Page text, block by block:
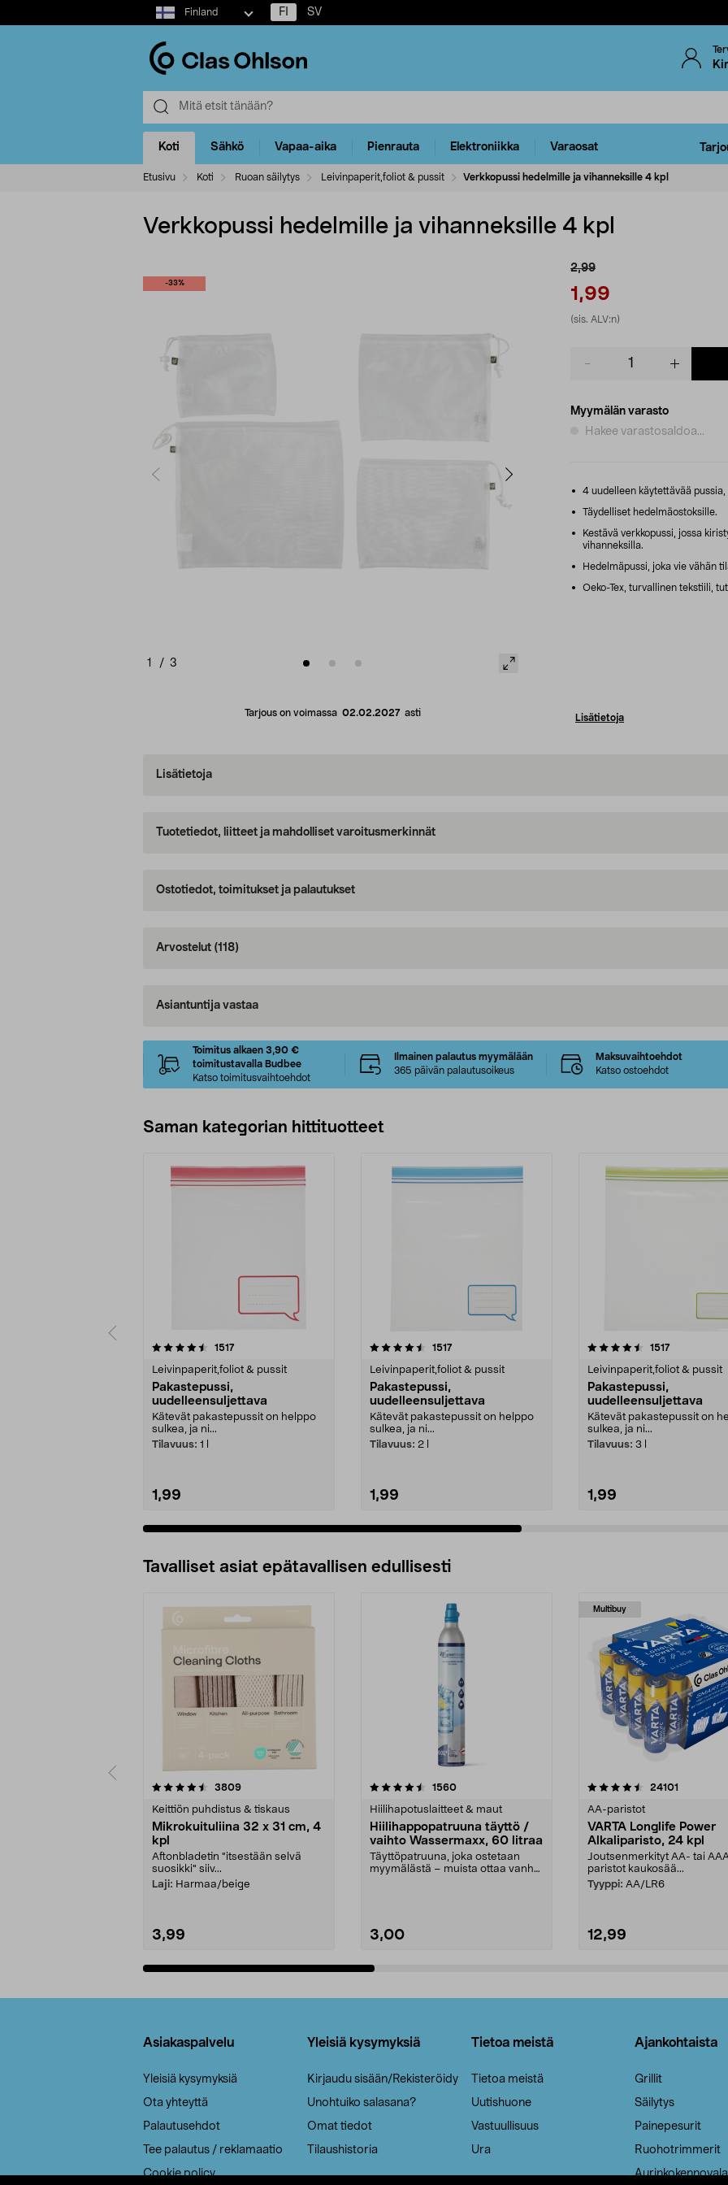
Select
market
Finland FI SV
Koti Sähkö Vapaa-aika Pienrauta Elektroniikka Varaosat
Etusivu Koti Ruoan säilytys Leivinpaperit,foliot & pussit Verkkopussi hedelmille ja vihanneksille 4 kpl
Verkkopussi hedelmille ja vihanneksille 4 kpl
-33%
1 / 3
Tarjous on voimassa 02.02.2027asti
2,99
1,99
(sis. ALV:n)
Myymälän varasto
Hakee varastosaldoa...
4 uudelleen käytettävää pussia,
Täydelliset hedelmäostoksille.
Kestävä verkkopussi, jossa
vihanneksilla.
Hedelmäpussi, joka vie vähän
Oeko-Tex, turvallinen tekstiili,
Lisätietoja
Lisätietoja
Tuotetiedot, liitteet ja mahdolliset varoitusmerkinnät
Ostotiedot, toimitukset ja palautukset
Arvostelut (118)
Asiantuntija vastaa
Toimitus alkaen 3,90 €
toimitustavalla Budbee
Katso toimitusvaihtoehdot
Ilmainen palautus myymälään
365 päivän palautusoikeus
Maksuvaihtoehdot
Katso ostoehdot
Saman kategorian hittituotteet
1517arvostelut
Leivinpaperit,foliot & pussit
Pakastepussi,
uudelleensuljettava
Kätevät pakastepussit on helppo
sulkea, ja ni...
Tilavuus: 1 l
1,99
4.5 viidestä
1517arvostelut
Leivinpaperit,foliot & pussit
Pakastepussi,
uudelleensuljettava
Kätevät pakastepussit on helppo
sulkea, ja ni...
Tilavuus: 2 l
1,99
4.5 viidestä
1517arvostelut
Leivinpaperit,foliot & pussit
Pakastepussi,
uudelleensuljettava
Kätevät pakastepussit on
sulkea, ja ni...
Tilavuus: 3 l
1,99
4.5 viidestä
Tavalliset asiat epätavallisen edullisesti
3809arvostelut
Keittiön puhdistus & tiskaus
Mikrokuituliina 32 x 31 cm, 4
kpl
Aftonbladetin "itsestään selvä
suosikki" siiv...
Laji: Harmaa/beige
3,99
4.5viidestä
1560arvostelut
Hiilihapotuslaitteet & maut
Hiilihappopatruuna täyttö /
vaihto Wassermaxx, 60 litraa
Täyttöpatruuna, joka ostetaan
myymälästä – muista ottaa vanha
3,00
Multibuy
4.5viidestä
24101
AA-paristot
VARTA Longlife Power
Alkaliparisto, 24 kpl
Joutsenmerkityt AA- tai
paristot kaukosää...
Tyyppi: AA/LR6
12,99
4.5viidestä
Asiakaspalvelu
Yleisiä kysymyksiä
Ota yhteyttä
Palautusehdot
Tee palautus / reklamaatio
Cookie policy
Yleisiä kysymyksiä
Kirjaudu sisään/Rekisteröidy
Unohtuiko salasana?
Omat tiedot
Tilaushistoria
Tietoa meistä
Tietoa meistä
Uutishuone
Vastuullisuus
Ura
Ajankohtaista
Grillit
Säilytys
Painepesurit
Ruohotrimmerit